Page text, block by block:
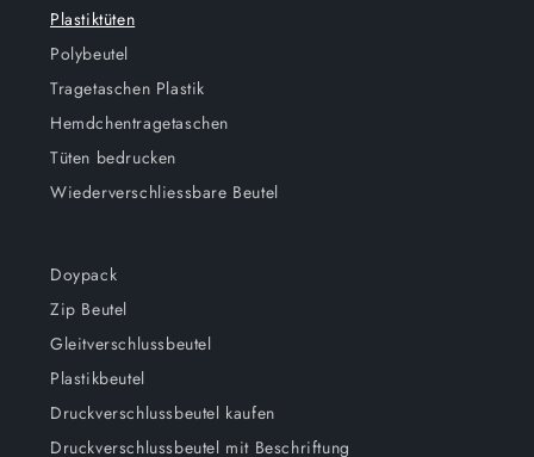
Plastiktüten
Polybeutel
Tragetaschen Plastik
Hemdchentragetaschen
Tüten bedrucken
Wiederverschliessbare Beutel
Doypack
Zip Beutel
Gleitverschlussbeutel
Plastikbeutel
Druckverschlussbeutel kaufen
Druckverschlussbeutel mit Beschriftung